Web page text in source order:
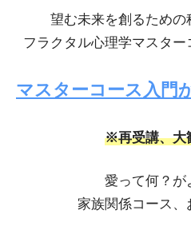
望む未来を創るための
フラクタル心理学マスター
マスターコース入門
※再受講、大
愛って何？が
家族関係コース、